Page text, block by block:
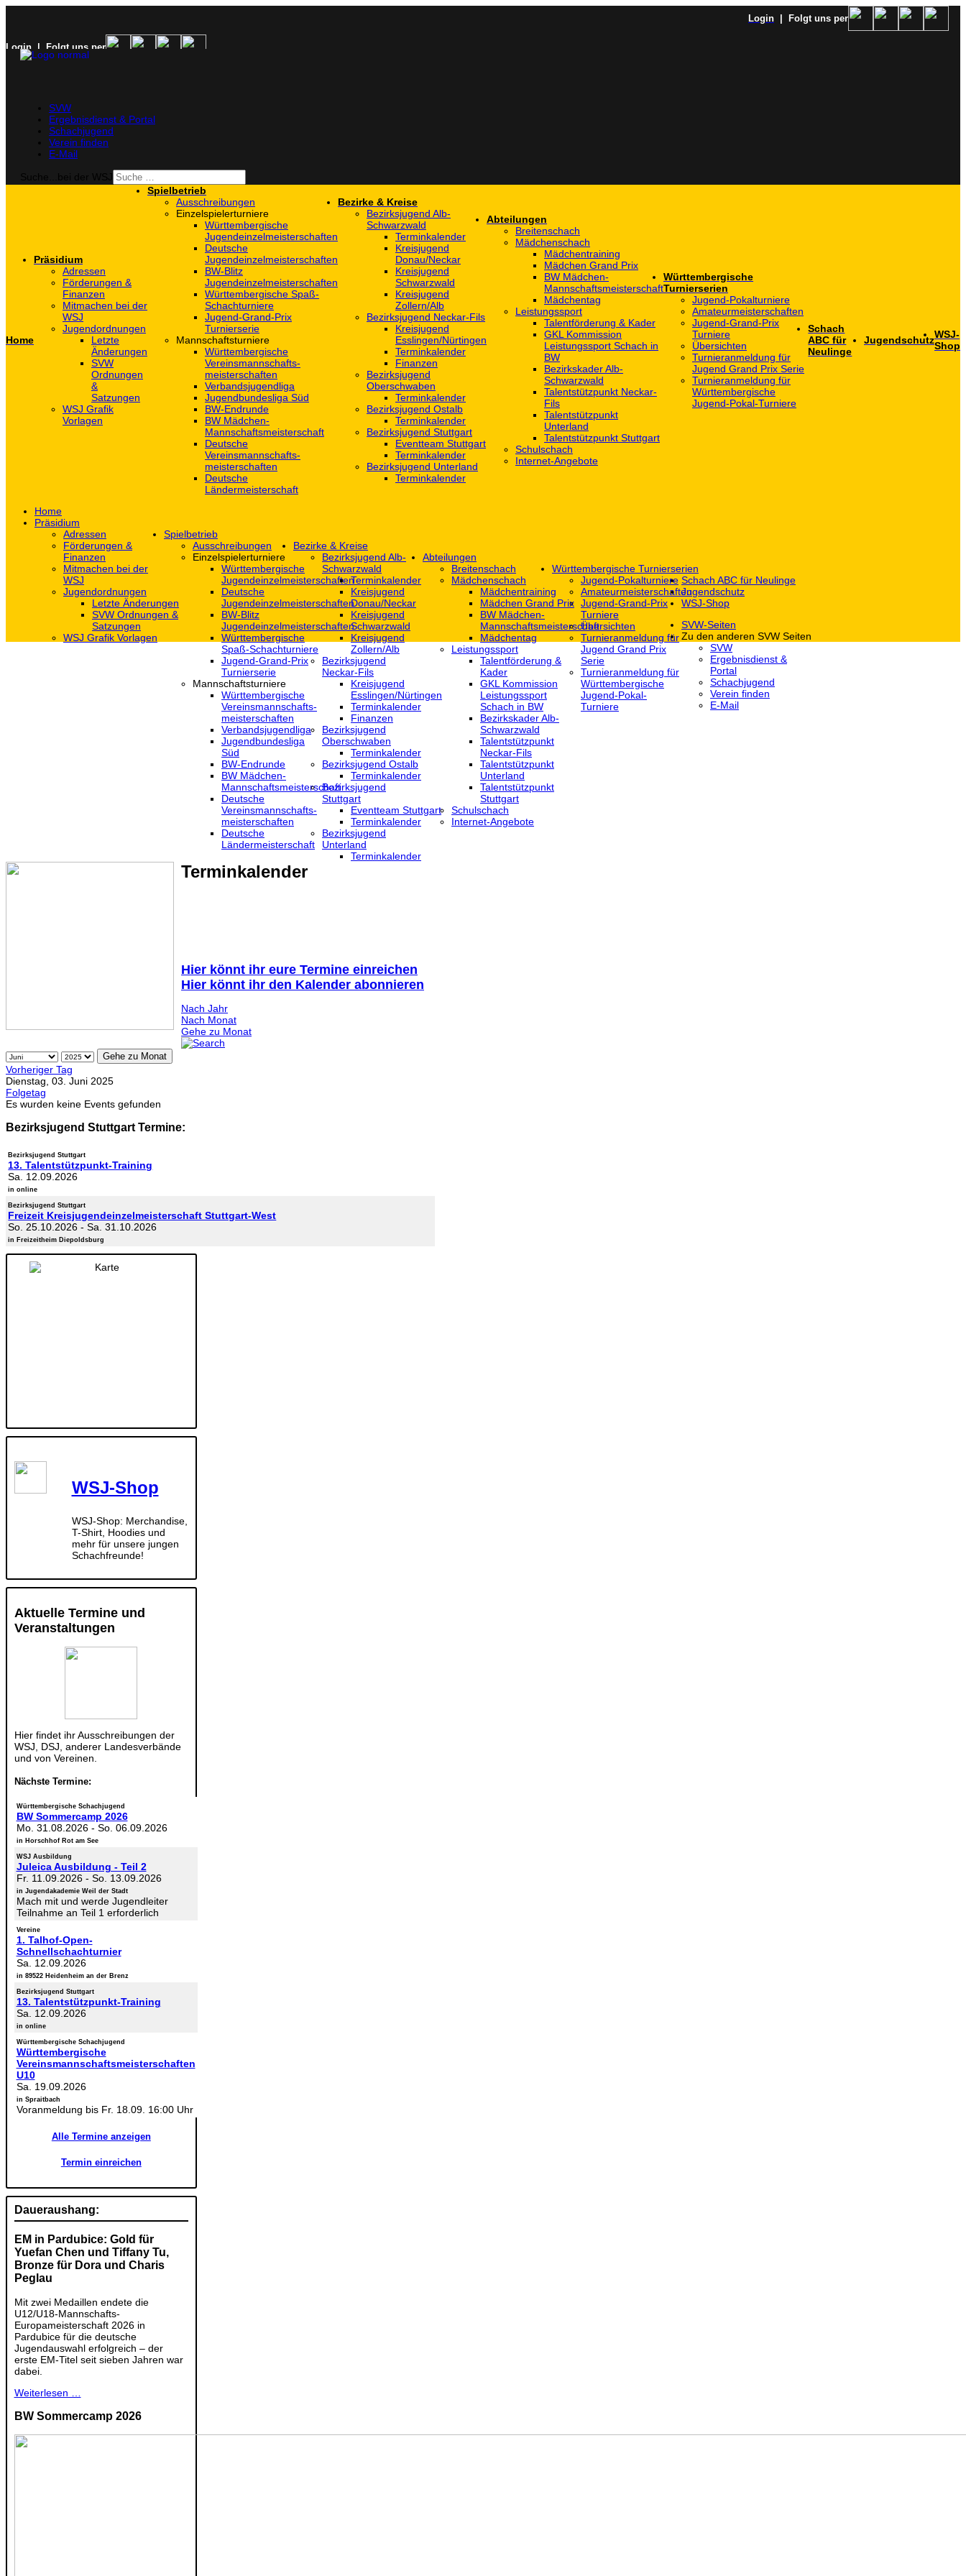
Login | Folgt uns per
Login | Folgt uns per
SVW
Ergebnisdienst & Portal
Schachjugend
Verein finden
E-Mail
Home
Präsidium
Adressen
Förderungen &
Finanzen
Mitmachen bei der
WSJ
Jugendordnungen
Letzte
Änderungen
SVW
Ordnungen
&
Satzungen
WSJ Grafik
Vorlagen
Spielbetrieb
Ausschreibungen
Einzelspielerturniere
Württembergische
Jugendeinzelmeisterschaften
Deutsche
Jugendeinzelmeisterschaften
BW-Blitz
Jugendeinzelmeisterschaften
Württembergische Spaß-
Schachturniere
Jugend-Grand-Prix
Turnierserie
Mannschaftsturniere
Württembergische
Vereinsmannschafts-
meisterschaften
Verbandsjugendliga
Jugendbundesliga Süd
BW-Endrunde
BW Mädchen-
Mannschaftsmeisterschaft
Deutsche
Vereinsmannschafts-
meisterschaften
Deutsche
Ländermeisterschaft
Bezirke & Kreise
Bezirksjugend Alb-
Schwarzwald
Terminkalender
Kreisjugend
Donau/Neckar
Kreisjugend
Schwarzwald
Kreisjugend
Zollern/Alb
Bezirksjugend Neckar-Fils
Kreisjugend
‎Esslingen/Nürtingen
Terminkalender
Finanzen
Bezirksjugend
Oberschwaben
Terminkalender
Bezirksjugend Ostalb
Terminkalender
Bezirksjugend Stuttgart
‎Eventteam Stuttgart
Terminkalender
Bezirksjugend Unterland
Terminkalender
Abteilungen
Breitenschach
Mädchenschach
Mädchentraining
Mädchen Grand Prix
BW Mädchen-
Mannschaftsmeisterschaft
Mädchentag
Leistungssport
Talentförderung & Kader
GKL Kommission
Leistungssport Schach in
BW
Bezirkskader Alb-
Schwarzwald
Talentstützpunkt Neckar-
Fils
Talentstützpunkt
Unterland
Talentstützpunkt Stuttgart
Schulschach
Internet-Angebote
Württembergische
Turnierserien
Jugend-Pokalturniere
Amateurmeisterschaften
Jugend-Grand-Prix
Turniere
Übersichten
Turnieranmeldung für
Jugend Grand Prix Serie
Turnieranmeldung für
Württembergische
Jugend-Pokal-Turniere
Schach
ABC für
Neulinge
JugendschutzWSJ-
Shop
Home
Präsidium
Adressen
Förderungen &
Finanzen
Mitmachen bei der
WSJ
Jugendordnungen
Letzte Änderungen
SVW Ordnungen &
Satzungen
WSJ Grafik Vorlagen
Spielbetrieb
Ausschreibungen
Einzelspielerturniere
Württembergische
Jugendeinzelmeisterschaften
Deutsche
Jugendeinzelmeisterschaften
BW-Blitz
Jugendeinzelmeisterschaften
Württembergische
Spaß-Schachturniere
Jugend-Grand-Prix
Turnierserie
Mannschaftsturniere
Württembergische
Vereinsmannschafts-
meisterschaften
Verbandsjugendliga
Jugendbundesliga
Süd
BW-Endrunde
BW Mädchen-
Mannschaftsmeisterschaft
Deutsche
Vereinsmannschafts-
meisterschaften
Deutsche
Ländermeisterschaft
Bezirke & Kreise
Bezirksjugend Alb-
Schwarzwald
Terminkalender
Kreisjugend
Donau/Neckar
Kreisjugend
Schwarzwald
Kreisjugend
Zollern/Alb
Bezirksjugend
Neckar-Fils
Kreisjugend
‎Esslingen/Nürtingen
Terminkalender
Finanzen
Bezirksjugend
Oberschwaben
Terminkalender
Bezirksjugend Ostalb
Terminkalender
Bezirksjugend
Stuttgart
‎Eventteam Stuttgart
Terminkalender
Bezirksjugend
Unterland
Terminkalender
Abteilungen
Breitenschach
Mädchenschach
Mädchentraining
Mädchen Grand Prix
BW Mädchen-
Mannschaftsmeisterschaft
Mädchentag
Leistungssport
Talentförderung &
Kader
GKL Kommission
Leistungssport
Schach in BW
Bezirkskader Alb-
Schwarzwald
Talentstützpunkt
Neckar-Fils
Talentstützpunkt
Unterland
Talentstützpunkt
Stuttgart
Schulschach
Internet-Angebote
Württembergische Turnierserien
Jugend-Pokalturniere
Amateurmeisterschaften
Jugend-Grand-Prix
Turniere
Übersichten
Turnieranmeldung für
Jugend Grand Prix
Serie
Turnieranmeldung für
Württembergische
Jugend-Pokal-
Turniere
Schach ABC für Neulinge
Jugendschutz
WSJ-Shop
SVW-Seiten
Zu den anderen SVW Seiten
SVW
Ergebnisdienst &
Portal
Schachjugend
Verein finden
E-Mail
Terminkalender
Hier könnt ihr eure Termine einreichen
Hier könnt ihr den Kalender abonnieren
Nach Jahr
Nach Monat
Gehe zu Monat
Gehe zu Monat
Vorheriger Tag
Dienstag, 03. Juni 2025
Folgetag
Es wurden keine Events gefunden
Bezirksjugend Stuttgart Termine:
Bezirksjugend Stuttgart
13. Talentstützpunkt-Training
Sa. 12.09.2026
in online
Bezirksjugend Stuttgart
Freizeit Kreisjugendeinzelmeisterschaft Stuttgart-West
So. 25.10.2026 -Sa. 31.10.2026
in Freizeitheim Diepoldsburg
WSJ-Shop
WSJ-Shop: Merchandise,
T-Shirt, Hoodies und
mehr für unsere jungen
Schachfreunde!
Aktuelle Termine und
Veranstaltungen
Hier findet ihr Ausschreibungen der
WSJ, DSJ, anderer Landesverbände
und von Vereinen.
Nächste Termine:
Württembergische Schachjugend
BW Sommercamp 2026
Mo. 31.08.2026- So. 06.09.2026
in Horschhof Rot am See
WSJ Ausbildung
Juleica Ausbildung - Teil 2
Fr. 11.09.2026- So. 13.09.2026
in Jugendakademie Weil der Stadt
Mach mit und werde Jugendleiter
Teilnahme an Teil 1 erforderlich
Vereine
1. Talhof-Open-
Schnellschachturnier
Sa. 12.09.2026
in 89522 Heidenheim an der Brenz
Bezirksjugend Stuttgart
13. Talentstützpunkt-Training
Sa. 12.09.2026
in online
Württembergische Schachjugend
Württembergische
Vereinsmannschaftsmeisterschaften
U10
Sa. 19.09.2026
in Spraitbach
Voranmeldung bis Fr. 18.09. 16:00 Uhr
Alle Termine anzeigen
Termin einreichen
Daueraushang:
EM in Pardubice: Gold für
Yuefan Chen und Tiffany Tu,
Bronze für Dora und Charis
Peglau
Mit zwei Medaillen endete die
U12/U18-Mannschafts-
Europameisterschaft 2026 in
Pardubice für die deutsche
Jugendauswahl erfolgreich – der
erste EM-Titel seit sieben Jahren war
dabei.
Weiterlesen …
BW Sommercamp 2026